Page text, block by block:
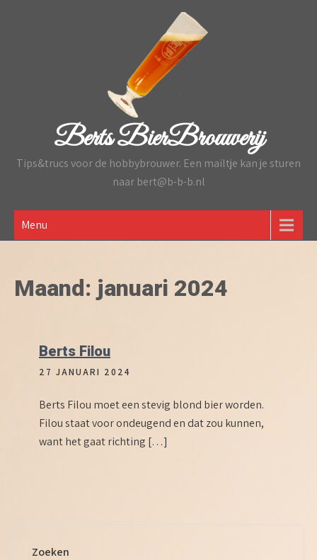
Berts BierBrouwerij
Tips&trucs voor de hobbybrouwer. Een mailtje kan je sturen
naar bert@b-b-b.nl
Menu
Maand: januari 2024
Berts Filou
27 JANUARI 2024
Berts Filou moet een stevig blond bier worden.
Filou staat voor ondeugend en dat zou kunnen,
want het gaat richting […]
Zoeken